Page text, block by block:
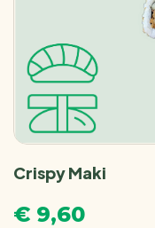
Crispy Maki
€ 9,60